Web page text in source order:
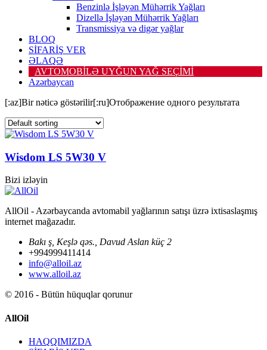
Benzinlə İşləyən Mühərrik Yağları
Dizellə İşləyən Mühərrik Yağları
Transmissiya və digər yağlar
BLOQ
SİFARİŞ VER
ƏLAQƏ
AVTOMOBİLƏ UYĞUN YAĞ SEÇİMİ
Azərbaycan
[:az]Bir nəticə göstərilir[:ru]Отображение одного результата
Wisdom LS 5W30 V
Bizi izləyin
AllOil - Azərbaycanda avtomabil yağlarının satışı üzrə ixtisaslaşmış
internet mağazadır.
Bakı ş, Keşlə qəs., Davud Aslan küç 2
+994999411414
info@alloil.az
www.alloil.az
© 2016 - Bütün hüquqlar qorunur
AllOil
HAQQIMIZDA